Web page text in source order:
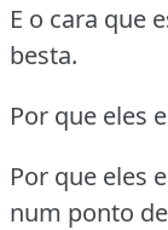
E o cara que
besta.
Por que eles
Por que eles
num ponto